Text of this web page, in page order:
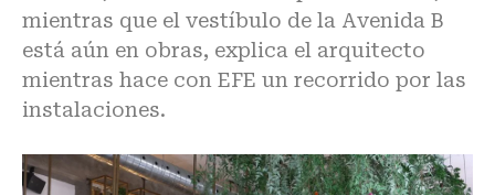
mientras que el vestíbulo de la Avenida B
está aún en obras, explica el arquitecto
mientras hace con EFE un recorrido por las
instalaciones.